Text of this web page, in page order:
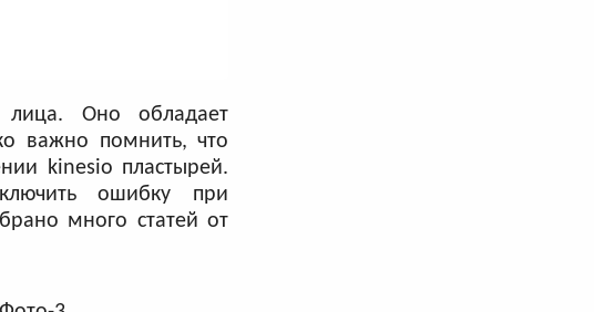
лица. Оно обладает
важно помнить, что
kinesio пластырей.
ошибку при
много статей от